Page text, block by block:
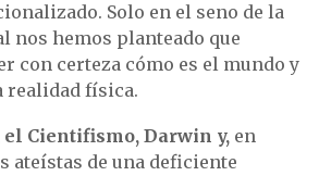
Solo en el seno de la
nos hemos planteado que
con certeza cómo es el mundo y
realidad física.
el Cientifismo, Darwin y, en
ateístas de una deficiente